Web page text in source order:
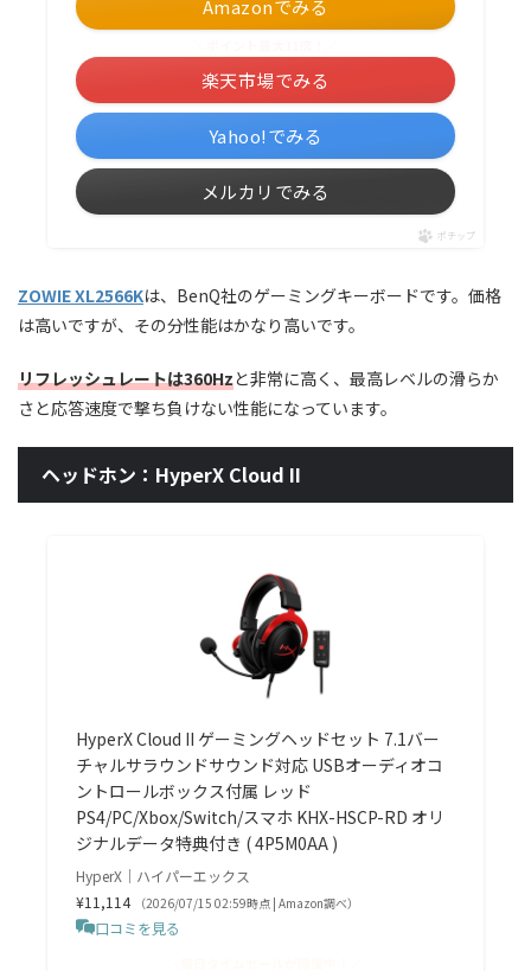
Amazonでみる
楽天市場でみる
Yahoo!でみる
メルカリでみる
ポチップ
ZOWIE XL2566Kは、BenQ社のゲーミングキーボードです。価格
は高いですが、その分性能はかなり高いです。
リフレッシュレートは360Hzと非常に高く、最高レベルの滑らか
さと応答速度で撃ち負けない性能になっています。
ヘッドホン：HyperX Cloud II
HyperX Cloud II ゲーミングヘッドセット 7.1バー
チャルサラウンドサウンド対応 USBオーディオコ
ントロールボックス付属 レッド
PS4/PC/Xbox/Switch/スマホ KHX-HSCP-RD オリ
ジナルデータ特典付き ( 4P5M0AA )
HyperX｜ハイパーエックス
¥11,114 （2026/07/15 02:59時点 | Amazon調べ）
口コミを見る